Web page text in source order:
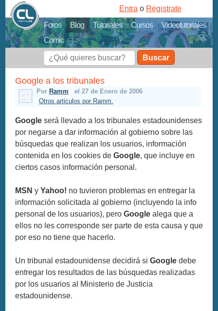
Foros Blog Tutoriales Cursos
Videotutoriales
Comic
Entra o Registrate
Buscar
Google a los tribunales
Por Ramm
el 27 de Enero de 2006
Otros articulos por Ramm.
Googleserá llevado a los tribunales estadounidenses
por negarse a dar información al gobierno sobre las
búsquedas que realizan los usuarios, información
contenida en los cookies deGoogle, que incluye en
ciertos casos información personal.
MSNyYahoo! no tuvieron problemas en entregar la
información solicitada al gobierno (incluyendo la info
personal de los usuarios), peroGoogle alega que a
ellos no les corresponde ser parte de esta causa y que
por eso no tiene que hacerlo.
Un tribunal estadounidense decidirá siGoogledebe
entregar los resultados de las búsquedas realizadas
por los usuarios al Ministerio de Justicia
estadounidense.